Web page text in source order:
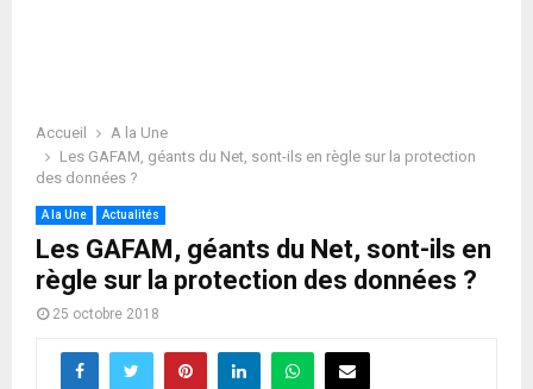
Accueil
A la Une
Les GAFAM, géants du Net, sont-ils en règle sur la protection
des données ?
A la Une Actualités
Les GAFAM, géants du Net, sont-ils en
règle sur la protection des données ?
25 octobre 2018